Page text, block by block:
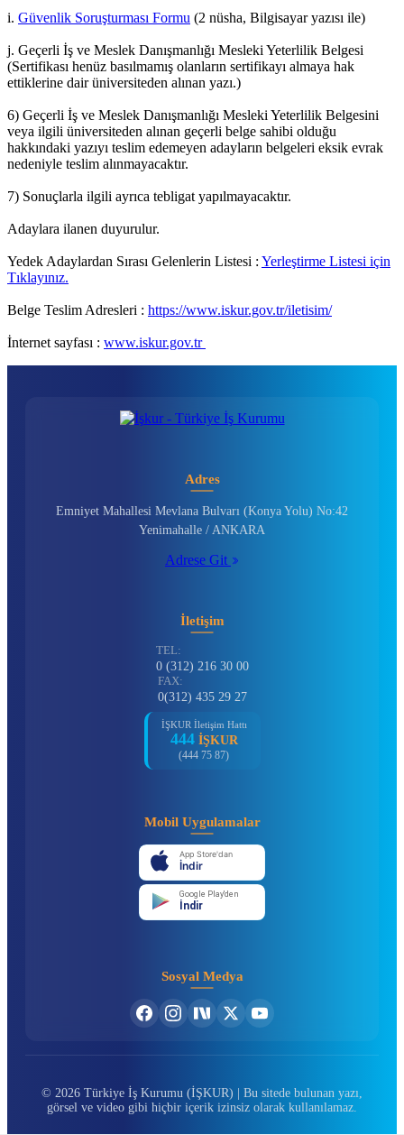
i. Güvenlik Soruşturması Formu (2 nüsha, Bilgisayar yazısı ile)
j. Geçerli İş ve Meslek Danışmanlığı Mesleki Yeterlilik Belgesi
(Sertifikası henüz basılmamış olanların sertifikayı almaya hak
ettiklerine dair üniversiteden alınan yazı.)
6) Geçerli İş ve Meslek Danışmanlığı Mesleki Yeterlilik Belgesini
veya ilgili üniversiteden alınan geçerli belge sahibi olduğu
hakkındaki yazıyı teslim edemeyen adayların belgeleri eksik evrak
nedeniyle teslim alınmayacaktır.
7) Sonuçlarla ilgili ayrıca tebligat yapılmayacaktır.
Adaylara ilanen duyurulur.
Yedek Adaylardan Sırası Gelenlerin Listesi : Yerleştirme Listesi için
Tıklayınız.
Belge Teslim Adresleri : https://www.iskur.gov.tr/iletisim/
İnternet sayfası : www.iskur.gov.tr
Adres
Emniyet Mahallesi Mevlana Bulvarı (Konya Yolu) No:42
Yenimahalle / ANKARA
Adrese Git
İletişim
TEL:
0 (312) 216 30 00
FAX:
0(312) 435 29 27
İŞKUR İletişim Hattı
444 İŞKUR
(444 75 87)
Mobil Uygulamalar
App Store'dan
İndir
Google Play'den
İndir
Sosyal Medya
© 2026 Türkiye İş Kurumu (İŞKUR) | Bu sitede bulunan yazı,
görsel ve video gibi hiçbir içerik izinsiz olarak kullanılamaz.